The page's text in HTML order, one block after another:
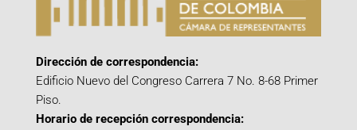
Dirección de correspondencia:
Edificio Nuevo del Congreso Carrera 7 No. 8-68 Primer
Piso.
Horario de recepción correspondencia: